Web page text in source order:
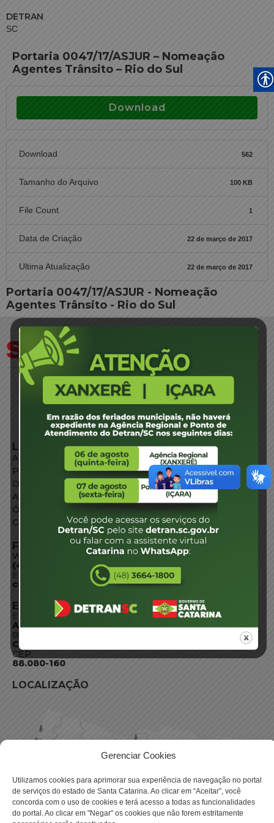
Gerenciar Cookies
Utilizamos cookies para aprimorar sua experiência de navegação no portal
de serviços do estado de Santa Catarina. Ao clicar em “Aceitar”, você
concorda com o uso de cookies e terá acesso a todas as funcionalidades
do portal. Ao clicar em "Negar" os cookies que não forem estritamente
DETRAN
SC
Portaria 0047/17/ASJUR – Nomeação
Agentes Trânsito – Rio do Sul
Download
Download 562
Tamanho do Arquivo 100 KB
File Count 1
Data de Criação 22 de março de 2017
Ultima Atualização 22 de março de 2017
Portaria 0047/17/ASJUR - Nomeação
Agentes Trânsito - Rio do Sul
LINKS EXTERNOS
Agência de Notícias
Portal de Serviços
Diário Oficial
Acesso à Informação
Órgãos do Governo
Conheça SC
FALE CONOSCO
WhatsApp:
(48) 3664-1800
E-mail:
centraldeinformacoes@detran.sc.gov.br
ENDEREÇO
Endereço:
Av. Almirante Tamandaré - 480
Bairro:
Coqueiros, Florianópolis SC
CEP:
88.080-160
LOCALIZAÇÃO